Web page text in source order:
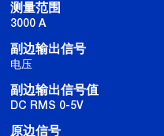
测量范围
3000 A
副边输出信号
电压
副边输出信号值
DC RMS 0-5V
原边信号